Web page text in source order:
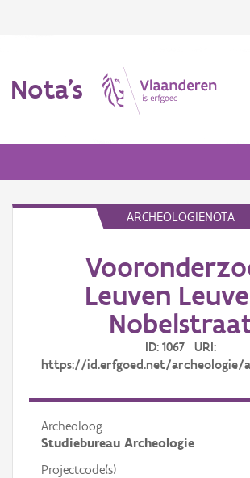
Nota's
ARCHEOLOGIENOTA
Leuven
ID: 1067 URI:
https://id.erfgoed.net/archeologie/
Archeoloog
Studiebureau Archeologie
Projectcode(s)